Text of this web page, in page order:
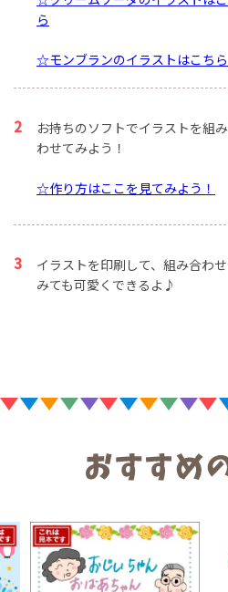
ら
☆モンブランのイラストはこちら
お持ちのソフトでイラストを組
わせてみよう！
☆作り方はここを見てみよう！
イラストを印刷して、組み合わ
みても可愛くできるよ♪